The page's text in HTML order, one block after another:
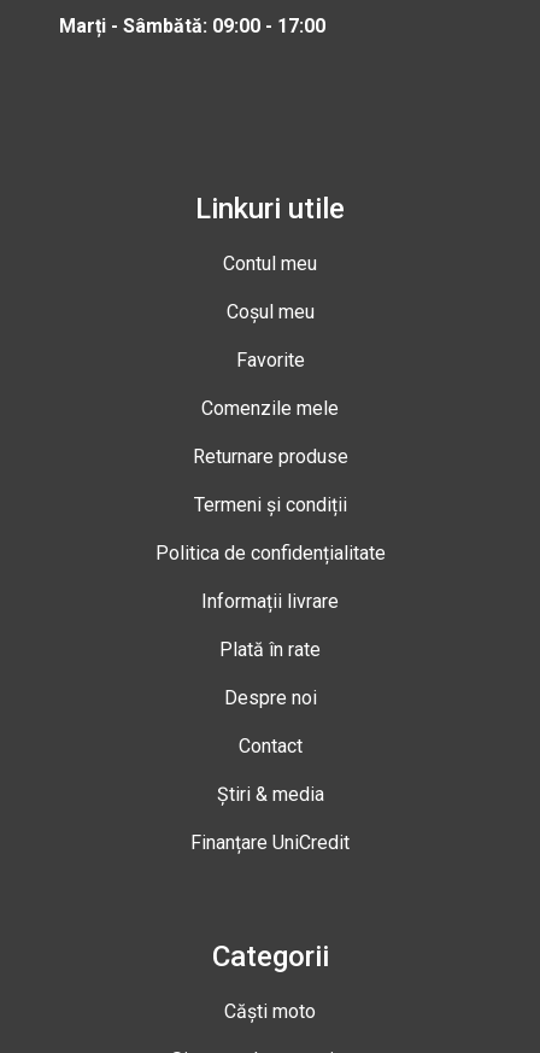
Marți - Sâmbătă: 09:00 - 17:00
Linkuri utile
Contul meu
Coșul meu
Favorite
Comenzile mele
Returnare produse
Termeni și condiții
Politica de confidențialitate
Informații livrare
Plată în rate
Despre noi
Contact
Știri & media
Finanțare UniCredit
Categorii
Căști moto